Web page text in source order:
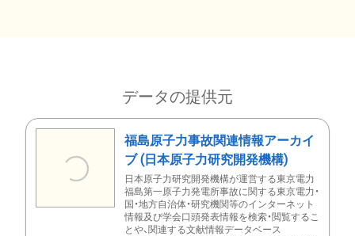
データの提供元
福島原子力事故関連情報アーカイ
ブ (日本原子力研究開発機構)
日本原子力研究開発機構が運営する東京電力
福島第一原子力発電所事故に関する東京電力・
国・地方自治体・研究機関等のインターネット
情報及び学会口頭発表情報を検索・閲覧するこ
とや、関連する文献情報データベース